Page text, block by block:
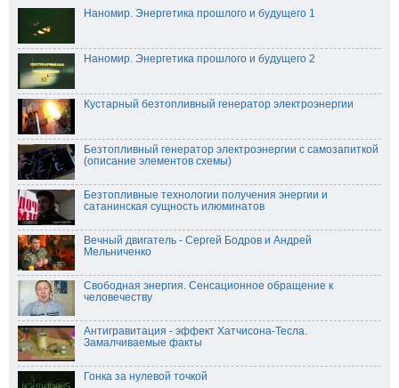
Наномир. Энергетика прошлого и будущего 1
Наномир. Энергетика прошлого и будущего 2
Кустарный безтопливный генератор электроэнергии
Безтопливный генератор электроэнергии с самозапиткой
(описание элементов схемы)
Безтопливные технологии получения энергии и
сатанинская сущность илюминатов
Вечный двигатель - Сергей Бодров и Андрей
Мельниченко
Свободная энергия. Сенсационное обращение к
человечеству
Антигравитация - эффект Хатчисона-Тесла.
Замалчиваемые факты
Гонка за нулевой точкой